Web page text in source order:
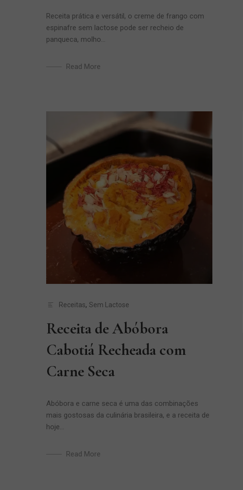
Receita prática e versátil, o creme de frango com
espinafre sem lactose pode ser recheio de
panqueca, molho...
Read More
Receitas, Sem Lactose
Receita de Abóbora
Cabotiá Recheada com
Carne Seca
Abóbora e carne seca é uma das combinações
mais gostosas da culinária brasileira, e a receita de
hoje...
Read More